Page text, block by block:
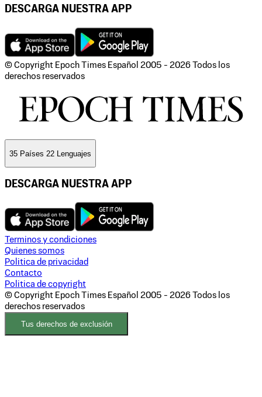
DESCARGA NUESTRA APP
© Copyright Epoch Times Español 2005 - 2026 Todos los
derechos reservados
35 Países 22 Lenguajes
DESCARGA NUESTRA APP
Terminos y condiciones
Quienes somos
Politica de privacidad
Contacto
Politica de copyright
© Copyright Epoch Times Español 2005 - 2026 Todos los
derechos reservados
Tus derechos de exclusión